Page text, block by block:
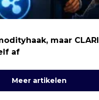
maar
af
Meer artikelen